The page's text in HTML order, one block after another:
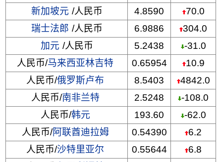
新加坡元 /人民币 4.8590
70.0
瑞士法郎 /人民币 6.9886
304.0
加元 /人民币 5.2438
-31.0
人民币/马来西亚林吉特 0.65954
10.9
人民币/俄罗斯卢布 8.5403
4842.0
人民币/南非兰特 2.5248
-108.0
人民币/韩元 193.60
-62.0
人民币/阿联酋迪拉姆 0.54390
6.2
人民币/沙特里亚尔 0.55644
6.8